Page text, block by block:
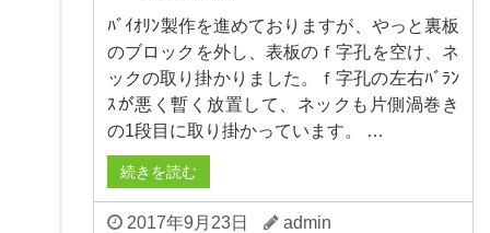
ﾊﾞｲｵﾘﾝ製作を進めておりますが、やっと裏板
のブロックを外し、表板のｆ字孔を空け、ネ
ックの取り掛かりました。ｆ字孔の左右ﾊﾞﾗﾝ
ｽが悪く暫く放置して、ネックも片側渦巻き
の1段目に取り掛かっています。 …
続きを読む
2017年9月23日
admin